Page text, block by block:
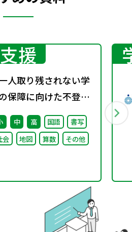
援
人取り残されない学
保障に向けた不登校
推進本部（第4回）
して学べる魅力ある
づくりの推進に向け
中 高 国語
書写
会
地図 算数 その他